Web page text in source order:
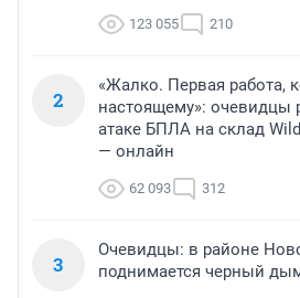
123 055 210
2
«Жалко. Первая работа,
настоящему»: очевидцы
атаке БПЛА на склад
— онлайн
62 093 312
3
Очевидцы: в районе
поднимается черный